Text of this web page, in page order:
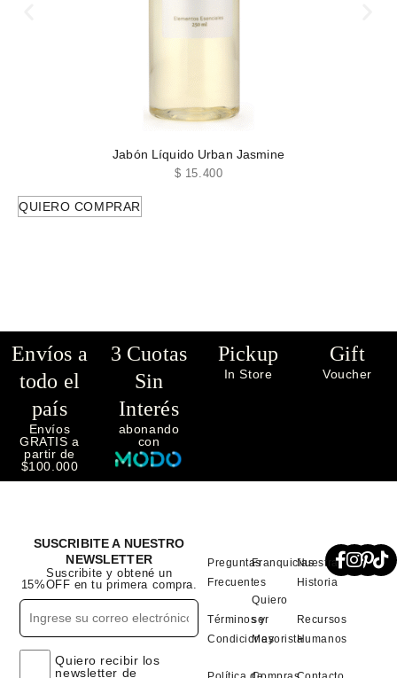
Jabón Líquido Urban Jasmine
$ 15.400
QUIERO COMPRAR
Envíos a
todo el
país
Envíos
GRATIS a
partir de
$100.000
3 Cuotas
Sin
Interés
abonando
con
Pickup
In Store
Gift
Voucher
Preguntas
Frecuentes
Términos y
Condiciones
Franquicias
Quiero
ser
Mayorista
Nuestra
Historia
Recursos
Humanos
SUSCRIBITE A NUESTRO
NEWSLETTER
Suscribite y obtené un
15%OFF en tu primera compra.
Quiero recibir los
newsletter de